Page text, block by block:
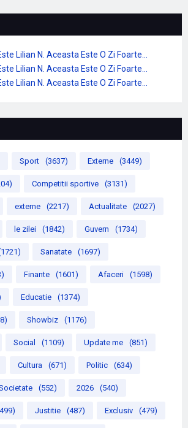
Lilian N. Aceasta Este O Zi Foarte...
Lilian N. Aceasta Este O Zi Foarte...
Lilian N. Aceasta Este O Zi Foarte...
Sport (3637) Externe (3449)
Competitii sportive (3131)
externe (2217) Actualitate (2027)
le zilei (1842) Guvern (1734)
Sanatate (1697)
Finante (1601) Afaceri (1598)
Educatie (1374)
Showbiz (1176)
Social (1109) Update me (851)
Cultura (671) Politic (634)
(552) 2026 (540)
Justitie (487) Exclusiv (479)